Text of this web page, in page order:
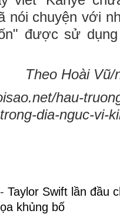
nói chuyện với
được sử
Theo Hoài Vũ/
hau-
trong-dia-nguc-vi-
- Taylor Swift lần đầu
khủng bố